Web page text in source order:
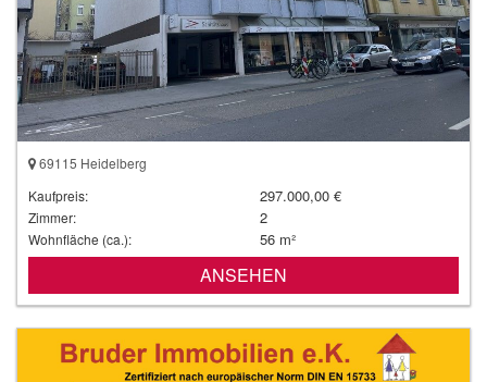
69115 Heidelberg
Kaufpreis:
297.000,00 €
Zimmer: 2
Wohnfläche (ca.): 56 m²
ANSEHEN